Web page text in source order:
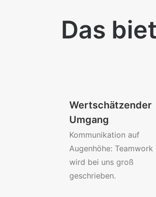
Das
Wertschätzender
Umgang
Kommunikation auf
Augenhöhe: Teamwork
wird bei uns groß
geschrieben.